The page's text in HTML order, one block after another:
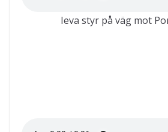
Ieva styr på väg mot